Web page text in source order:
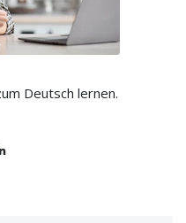
Deutsch lernen.